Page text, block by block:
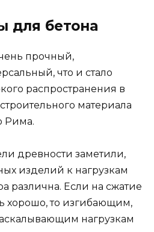
для бетона
прочный,
что и стало
распространения в
материала
Рима.
древности заметили,
изделий к нагрузкам
различна. Если на сжатие
хорошо, то изгибающим,
нагрузкам